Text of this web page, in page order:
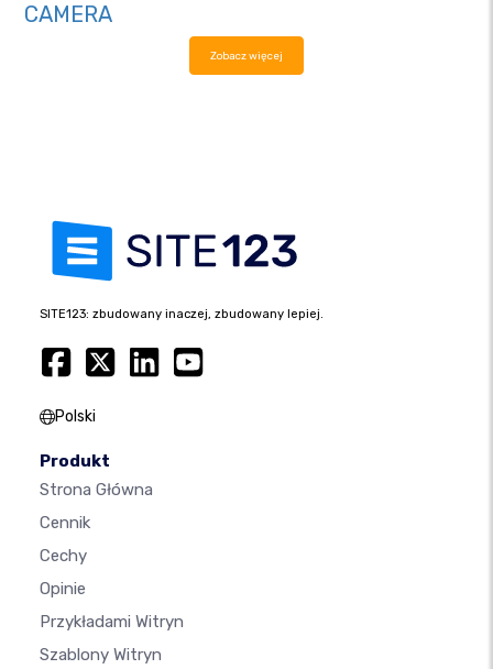
CAMERA
Zobacz więcej
SITE123: zbudowany inaczej, zbudowany lepiej.
Polski
Produkt
Strona Główna
Cennik
Cechy
Opinie
Przykładami Witryn
Szablony Witryn